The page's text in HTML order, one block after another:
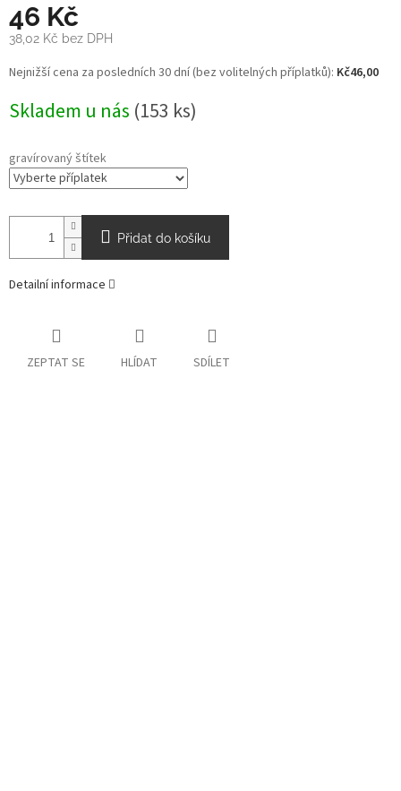
46 Kč
38,02 Kč bez DPH
Měrná
cena:
Nejnižší cena za posledních 30 dní (bez volitelných příplatků): Kč46,00
Skladem u nás (153 ks)
gravírovaný štítek
Přidat do košíku
Detailní informace
ZEPTAT SE HLÍDAT SDÍLET